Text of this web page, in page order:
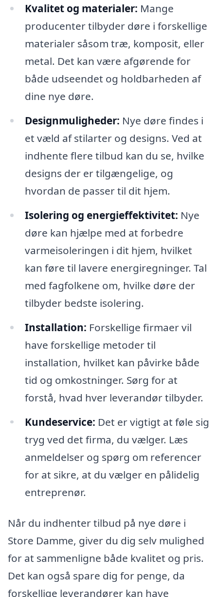
Kvalitet og materialer: Mange
producenter tilbyder døre i forskellige
materialer såsom træ, komposit, eller
metal. Det kan være afgørende for
både udseendet og holdbarheden af
dine nye døre.
Designmuligheder: Nye døre findes i
et væld af stilarter og designs. Ved at
indhente flere tilbud kan du se, hvilke
designs der er tilgængelige, og
hvordan de passer til dit hjem.
Isolering og energieffektivitet: Nye
døre kan hjælpe med at forbedre
varmeisoleringen i dit hjem, hvilket
kan føre til lavere energiregninger. Tal
med fagfolkene om, hvilke døre der
tilbyder bedste isolering.
Installation: Forskellige firmaer vil
have forskellige metoder til
installation, hvilket kan påvirke både
tid og omkostninger. Sørg for at
forstå, hvad hver leverandør tilbyder.
Kundeservice: Det er vigtigt at føle sig
tryg ved det firma, du vælger. Læs
anmeldelser og spørg om referencer
for at sikre, at du vælger en pålidelig
entreprenør.
Når du indhenter tilbud på nye døre i
Store Damme, giver du dig selv mulighed
for at sammenligne både kvalitet og pris.
Det kan også spare dig for penge, da
forskellige leverandører kan have